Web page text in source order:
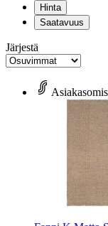
Hinta
Saatavuus
Järjestä